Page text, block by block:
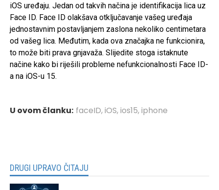
iOS uređaju. Jedan od takvih načina je identifikacija lica uz
Face ID. Face ID olakšava otključavanje vašeg uređaja
jednostavnim postavljanjem zaslona nekoliko centimetara
od vašeg lica. Međutim, kada ova značajka ne funkcionira,
to može biti prava gnjavaža. Slijedite stoga istaknute
načine kako bi riješili probleme nefunkcionalnosti Face ID-
a na iOS-u 15.
U ovom članku: faceID,iOS,ios15,iphone
DRUGI UPRAVO ČITAJU